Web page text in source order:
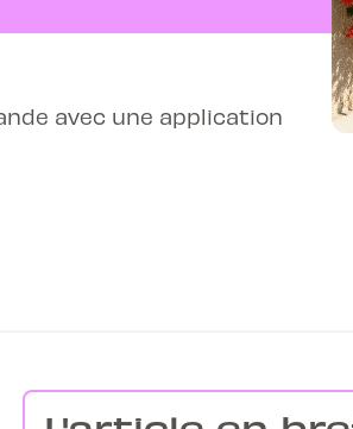
avec une application